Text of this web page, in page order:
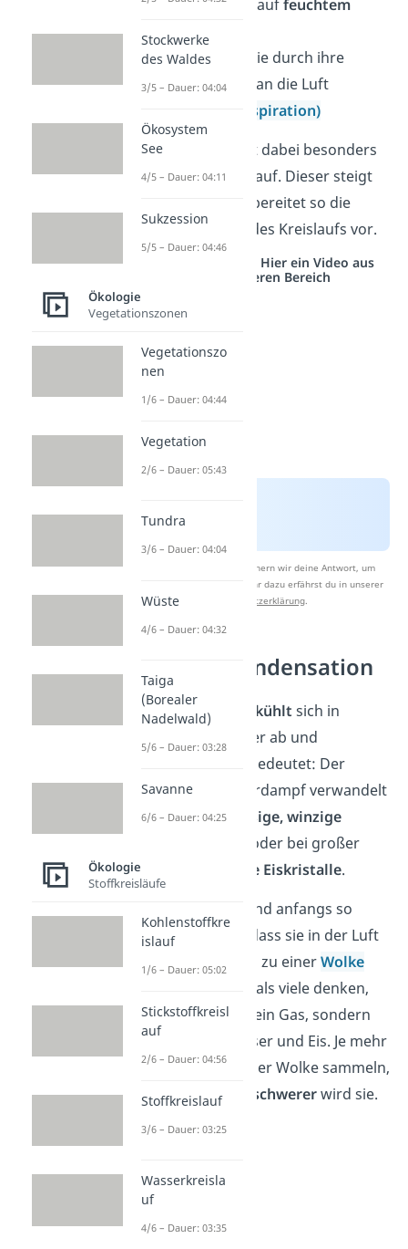
in Pfützenund auffeuchtem
Boden
ausPflanzen
, die durch ihre
Blätter Wasser an die Luft
(Transpiration)
Warme Luft
nimmt dabei besonders
viel Wasserdampf
auf. Dieser steigt
und bereitet so die
nächsten Schritte des Kreislaufs vor.
Studyflix vernetzt: Hier ein Video aus
einem anderen Bereich
Nach Beantwortung speichern wir deine Antwort, um
Studyflix zu verbessern. Mehr dazu erfährst du in unserer
Datenschutzerklärung.
Schritt 2: Kondensation
Der Wasserdampf kühlt sich in
großer Höhe wieder ab und
. Das bedeutet: Der
gasförmige Wasserdampf verwandelt
sich zurück inflüssige, winzige
oder bei großer
Kälte sogar in
feste Eiskristalle.
Diese Tröpfchen sind anfangs so
winzig und leicht, dass sie in der Luft
schweben und sich zu einerWolke
verbinden. Anders als viele denken,
sind Wolken also kein Gas, sondern
bestehen aus Wasser und Eis. Je mehr
Tröpfchen sich in der Wolke sammeln,
destogrößer und schwererwird sie.
Stockwerke
des Waldes
3/5 – Dauer: 04:04
Ökosystem
See
4/5 – Dauer: 04:11
Sukzession
5/5 – Dauer: 04:46
Ökologie
Vegetationszonen
Vegetationszo
nen
1/6 – Dauer: 04:44
Vegetation
2/6 – Dauer: 05:43
Tundra
3/6 – Dauer: 04:04
Wüste
4/6 – Dauer: 04:32
Taiga
(Borealer
Nadelwald)
5/6 – Dauer: 03:28
Savanne
6/6 – Dauer: 04:25
Ökologie
Stoffkreisläufe
Kohlenstoffkre
islauf
1/6 – Dauer: 05:02
Stickstoffkreisl
auf
2/6 – Dauer: 04:56
Stoffkreislauf
3/6 – Dauer: 03:25
Wasserkreisla
uf
4/6 – Dauer: 03:35